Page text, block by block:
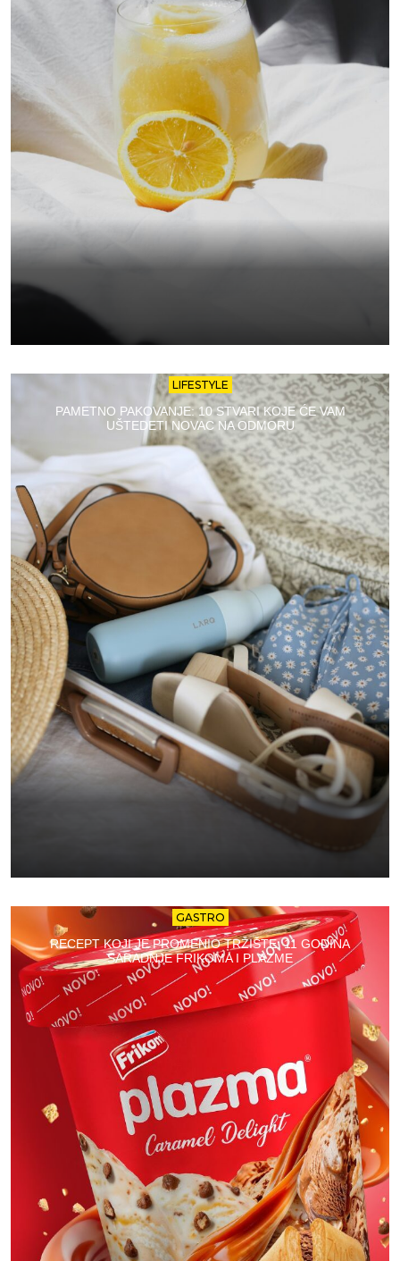
LIFESTYLE
PAMETNO PAKOVANJE: 10 STVARI KOJE ĆE VAM
UŠTEDETI NOVAC NA ODMORU
GASTRO
RECEPT KOJI JE PROMENIO TRŽIŠTE: 11 GODINA
SARADNJE FRIKOMA I PLAZME